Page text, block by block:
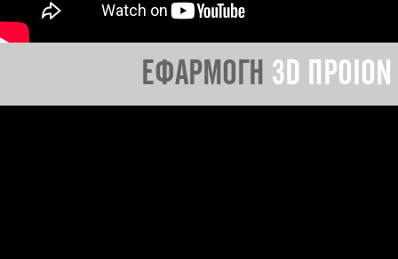
ΕΦΑΡΜΟΓΗ 3D ΠΡΟΙΟΝ